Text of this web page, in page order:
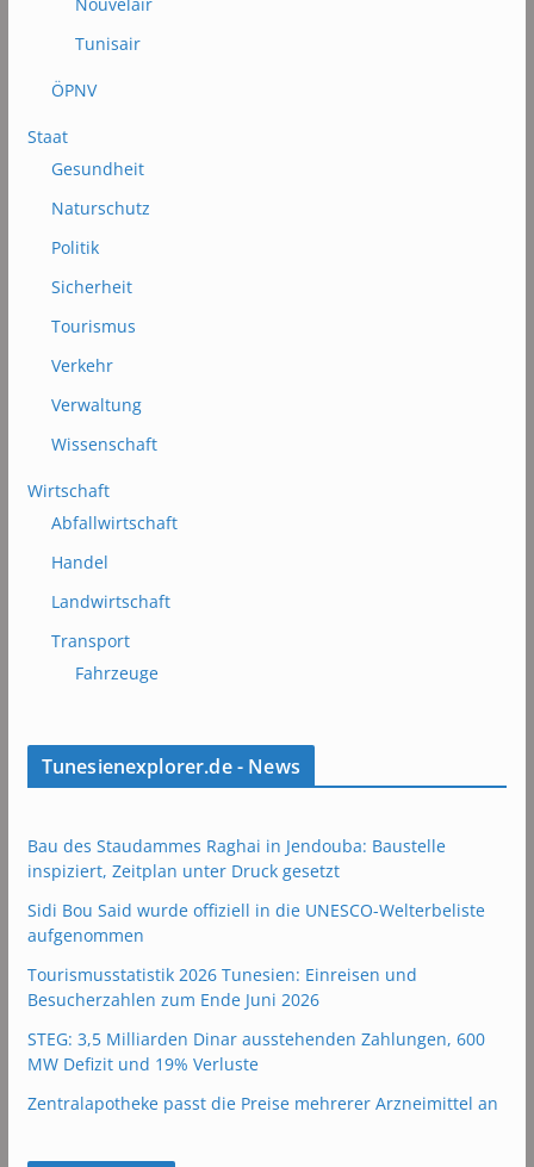
Tunisair
ÖPNV
Staat
Gesundheit
Naturschutz
Politik
Sicherheit
Tourismus
Verkehr
Verwaltung
Wissenschaft
Wirtschaft
Abfallwirtschaft
Handel
Landwirtschaft
Transport
Fahrzeuge
Tunesienexplorer.de - News
Bau des Staudammes Raghai in Jendouba: Baustelle
inspiziert, Zeitplan unter Druck gesetzt
Sidi Bou Said wurde offiziell in die UNESCO-Welterbeliste
aufgenommen
Tourismusstatistik 2026 Tunesien: Einreisen und
Besucherzahlen zum Ende Juni 2026
STEG: 3,5 Milliarden Dinar ausstehenden Zahlungen, 600
MW Defizit und 19% Verluste
Zentralapotheke passt die Preise mehrerer Arzneimittel an